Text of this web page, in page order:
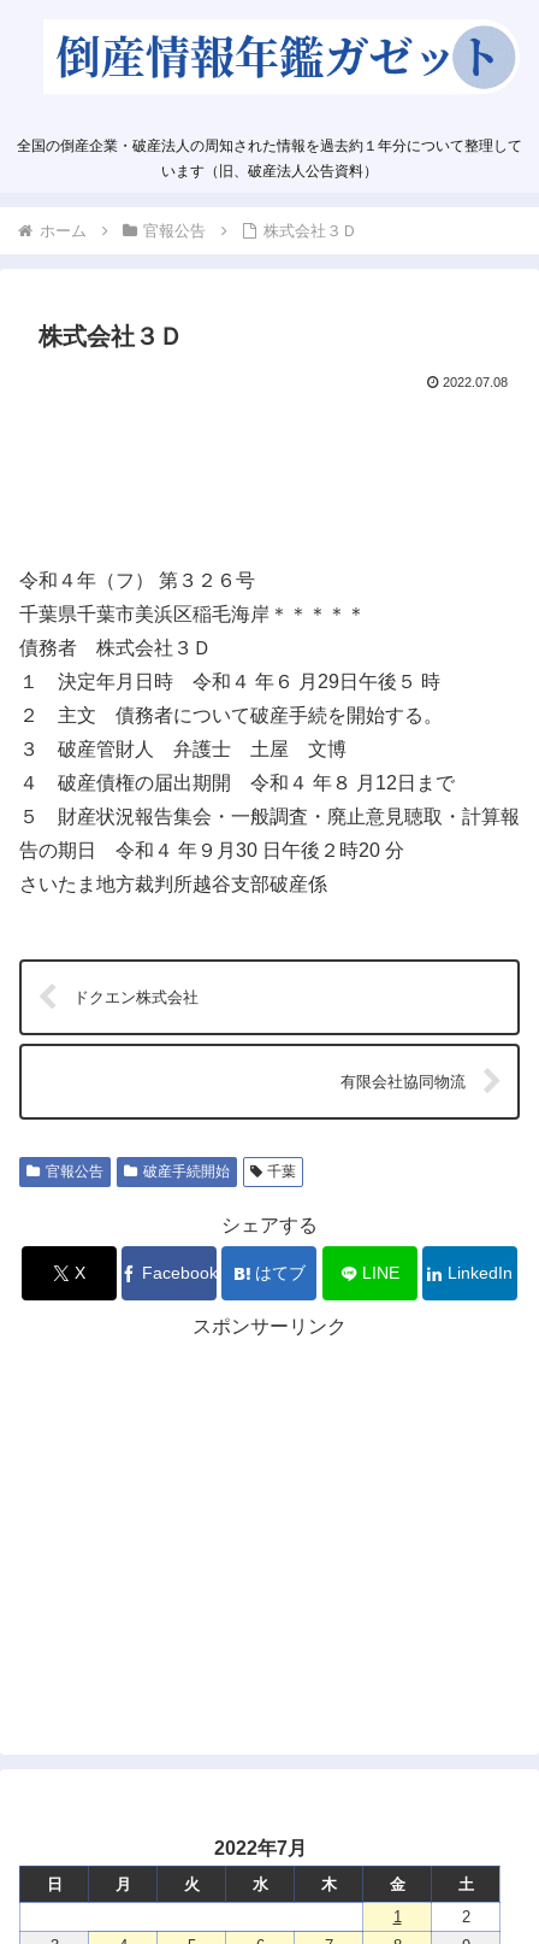
全国の倒産企業・破産法人の周知された情報を過去約１年分について整理して
います（旧、破産法人公告資料）
ホーム 官報公告 株式会社３Ｄ
株式会社３Ｄ
2022.07.08
令和４年（フ） 第３２６号
千葉県千葉市美浜区稲毛海岸＊＊＊＊＊
債務者 株式会社３Ｄ
１ 決定年月日時 令和４ 年６ 月29日午後５ 時
２ 主文 債務者について破産手続を開始する。
３ 破産管財人 弁護士 土屋 文博
４ 破産債権の届出期開 令和４ 年８ 月12日まで
５ 財産状況報告集会・一般調査・廃止意見聴取・計算報
告の期日 令和４ 年９月30 日午後２時20 分
さいたま地方裁判所越谷支部破産係
ドクエン株式会社
有限会社協同物流
官報公告 破産手続開始 千葉
シェアする
X Facebook はてブ LINE LinkedIn
スポンサーリンク
2022年7月
日 月 火 水 木 金
土
1
2